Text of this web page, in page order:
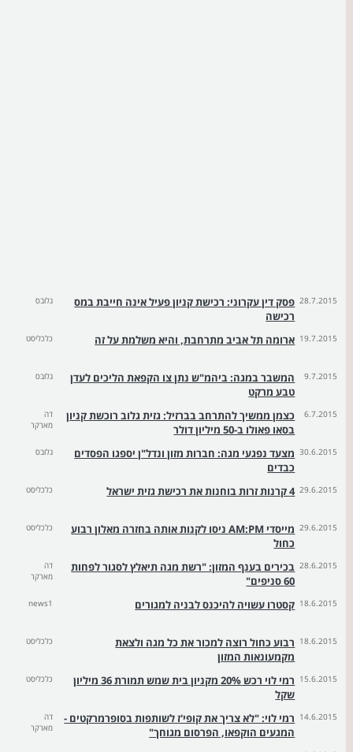
28.7.2015 פסק דין עקרוני: רכישת קניון פעיל אינה חייבת במס
רכישה
גלובס
19.7.2015 ארומה תל אביב מתרחבת, והיא משלמת על זה כלכליסט
9.7.2015
המשבר במגה: ביהמ"ש נתן צו הקפאת הליכים לעדן
טבע מרקט
גלובס
6.7.2015
כצמן ממשיך להתרחב בברזיל: גזית גלוב רוכשת קניון
בסאו פאולו ב-50 מיליון דולר
דה
מארקר
30.6.2015 מצעד נפגעי מגה: חברות מזון ונדל"ן יספגו הפסדים
כבדים
גלובס
29.6.2015 4 קרנות זרות בוחנות את רכישת גזית ישראל כלכליסט
29.6.2015
מייסדי AM:PM ניסו לקנות אותה בחזרה מאלון רבוע
כחול
כלכליסט
28.6.2015 בכירים בענף המזון: "רשת מגה תיאלץ לסגור לפחות
60 סניפים"
דה
מארקר
18.6.2015 קסטרו עשויה להיכנס לבניה למגורים news1
18.6.2015 רבוע כחול רוצה למכור את כל מגה ולצאת
מקמעונאות המזון
כלכליסט
15.6.2015
רמי לוי רכש 20% מקניון בית שמש תמורת 36 מיליון
שקל
כלכליסט
14.6.2015 רמי לוי: "לא צריך את קופי'ז לשותפות בסופרמרקטים -
המגעים הוקפאו, הפרסום מגוחך"
דה
מארקר